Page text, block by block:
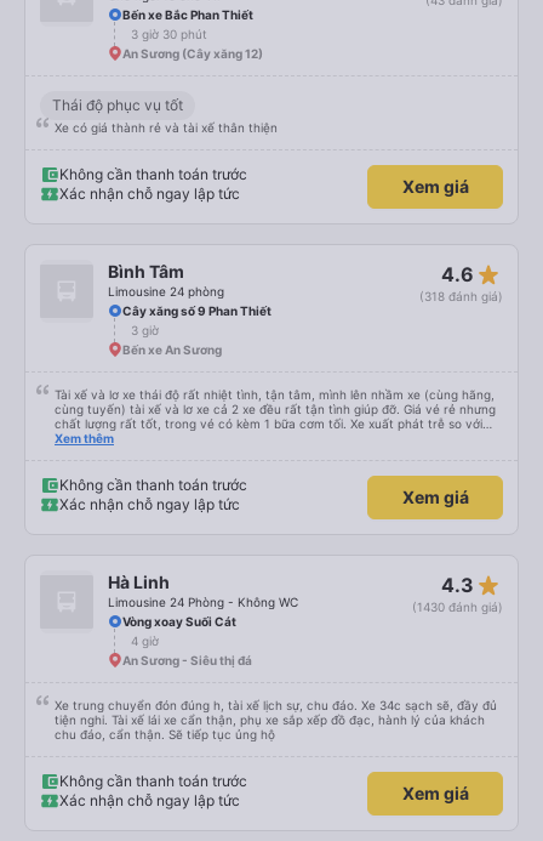
do nhu cầu quá cao! Đừng chần chừ nhé! 👍
Bến xe Bắc Phan Thiết
3 giờ 30 phút
An Sương (Cây xăng 12)
Thái độ phục vụ tốt
Xe có giá thành rẻ và tài xế thân thiện
Không cần thanh toán trước
Xác nhận chỗ ngay lập tức
Xem giá
Bình Tâm
Limousine 24 phòng
4.6 star_rate
(318 đánh giá)
Cây xăng số 9 Phan Thiết
3 giờ
Bến xe An Sương
Tài xế và lơ xe thái độ rất nhiệt tình, tận tâm, mình lên nhầm xe (cùng hãng,
cùng tuyến) tài xế và lơ xe cả 2 xe đều rất tận tình giúp đỡ. Giá vé rẻ nhưng
chất lượng rất tốt, trong vé có kèm 1 bữa cơm tối. Xe xuất phát trễ so với
trên app 45p, nhưng do bão nên trời mưa rất to, có thể thông cảm được.
Xem thêm
Không cần thanh toán trước
Xác nhận chỗ ngay lập tức
Xem giá
Hà Linh
Limousine 24 Phòng - Không WC
4.3 star_rate
(1430 đánh giá)
Vòng xoay Suối Cát
4 giờ
An Sương - Siêu thị đá
Xe trung chuyển đón đúng h, tài xế lịch sự, chu đáo. Xe 34c sạch sẽ, đầy đủ
tiện nghi. Tài xế lái xe cẩn thận, phụ xe sắp xếp đồ đạc, hành lý của khách
chu đáo, cẩn thận. Sẽ tiếp tục ủng hộ
Không cần thanh toán trước
Xác nhận chỗ ngay lập tức
Xem giá